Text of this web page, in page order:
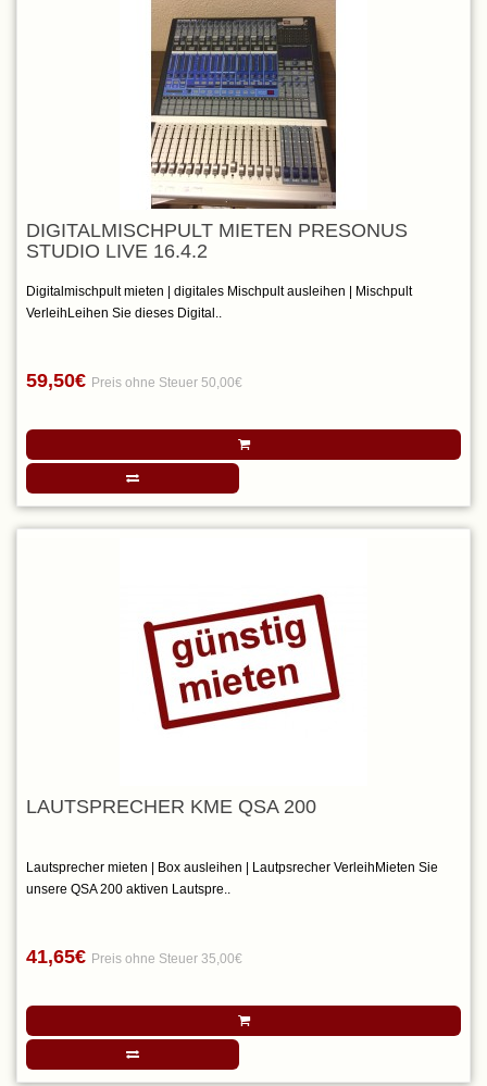
DIGITALMISCHPULT MIETEN PRESONUS
STUDIO LIVE 16.4.2
Digitalmischpult mieten | digitales Mischpult ausleihen | Mischpult
VerleihLeihen Sie dieses Digital..
59,50€ Preis ohne Steuer 50,00€
LAUTSPRECHER KME QSA 200
Lautsprecher mieten | Box ausleihen | Lautpsrecher VerleihMieten Sie
unsere QSA 200 aktiven Lautspre..
41,65€ Preis ohne Steuer 35,00€